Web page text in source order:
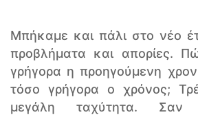
Mπήκαμε και πάλι στο νέο
προβλήματα και απορίες.
γρήγορα η προηγούμενη
τόσο γρήγορα ο χρόνος;
μεγάλη ταχύτητα. Σαν